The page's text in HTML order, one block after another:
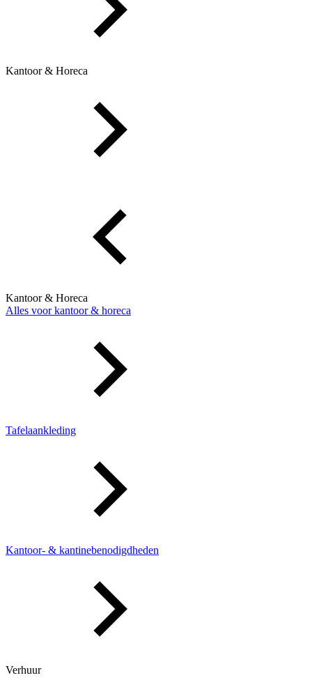
Kantoor & Horeca
Kantoor & Horeca
Alles voor kantoor & horeca
Tafelaankleding
Kantoor- & kantinebenodigdheden
Verhuur